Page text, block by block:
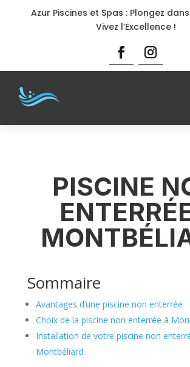
Azur Piscines et Spas : Plongez
Vivez l’Excellence !
PISCINE
Sommaire
Avantages d’une piscine non enterrée
Choix de la piscine non enterrée à
Installation de votre piscine non
Montbéliard